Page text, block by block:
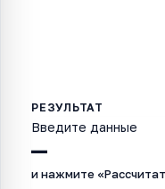
—
Введите данные
и нажмите